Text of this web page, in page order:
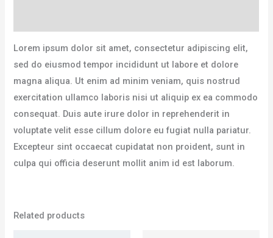
Lorem ipsum dolor sit amet, consectetur adipiscing elit,
sed do eiusmod tempor incididunt ut labore et dolore
magna aliqua. Ut enim ad minim veniam, quis nostrud
exercitation ullamco laboris nisi ut aliquip ex ea commodo
consequat. Duis aute irure dolor in reprehenderit in
voluptate velit esse cillum dolore eu fugiat nulla pariatur.
Excepteur sint occaecat cupidatat non proident, sunt in
culpa qui officia deserunt mollit anim id est laborum.
Related products